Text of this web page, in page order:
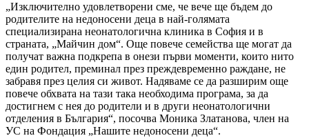
„Изключително удовлетворени сме, че вече ще бъдем до
родителите на недоносени деца в най-голямата
специализирана неонатологична клиника в София и в
страната, „Майчин дом“. Още повече семейства ще могат да
получат важна подкрепа в онези първи моменти, които нито
един родител, преминал през преждевременно раждане, не
забравя през целия си живот. Надяваме се да разширим още
повече обхвата на тази така необходима програма, за да
достигнем с нея до родители и в други неонатологични
отделения в България“, посочва Моника Златанова, член на
УС на Фондация „Нашите недоносени деца“.